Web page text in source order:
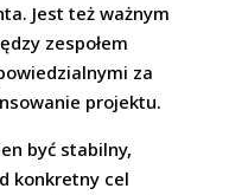
Jest też ważnym
zespołem
za
projektu.
być stabilny,
konkretny cel